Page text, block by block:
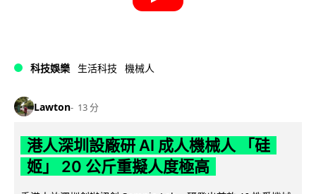
科技娛樂 生活科技 機械人
Lawton 13 分
港人深圳設廠研 AI 成人機械人 「硅
姬」 20 公斤重擬人度極高